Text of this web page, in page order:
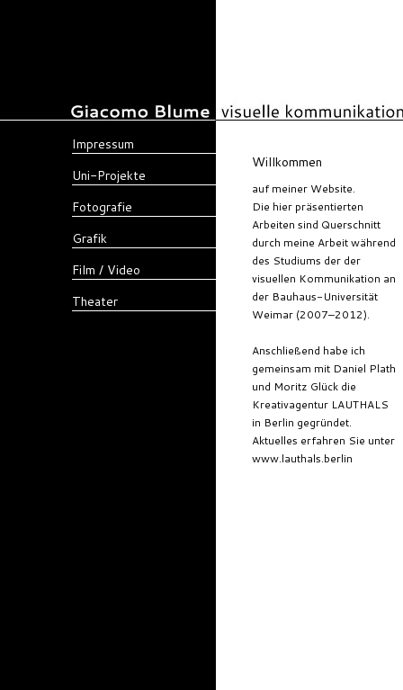
Impressum
Uni-Projekte
Fotografie
Grafik
Film / Video
Theater
Willkommen
auf meiner Website.
Die hier präsentierten
Arbeiten sind Querschnitt
durch meine Arbeit während
des Studiums der der
visuellen Kommunikation an
der Bauhaus-Universität
Weimar (2007–2012).
Anschließend habe ich
gemeinsam mit Daniel Plath
und Moritz Glück die
Kreativagentur LAUTHALS
in Berlin gegründet.
Aktuelles erfahren Sie unter
www.lauthals.berlin